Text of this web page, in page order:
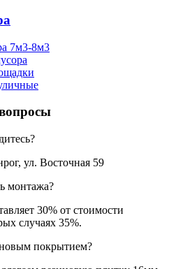
7м3-8м3
ул. Восточная 59
монтажа?
30% от стоимости
случаях 35%.
покрытием?